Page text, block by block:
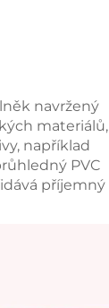
navržený
materiálů,
například
PVC
příjemný